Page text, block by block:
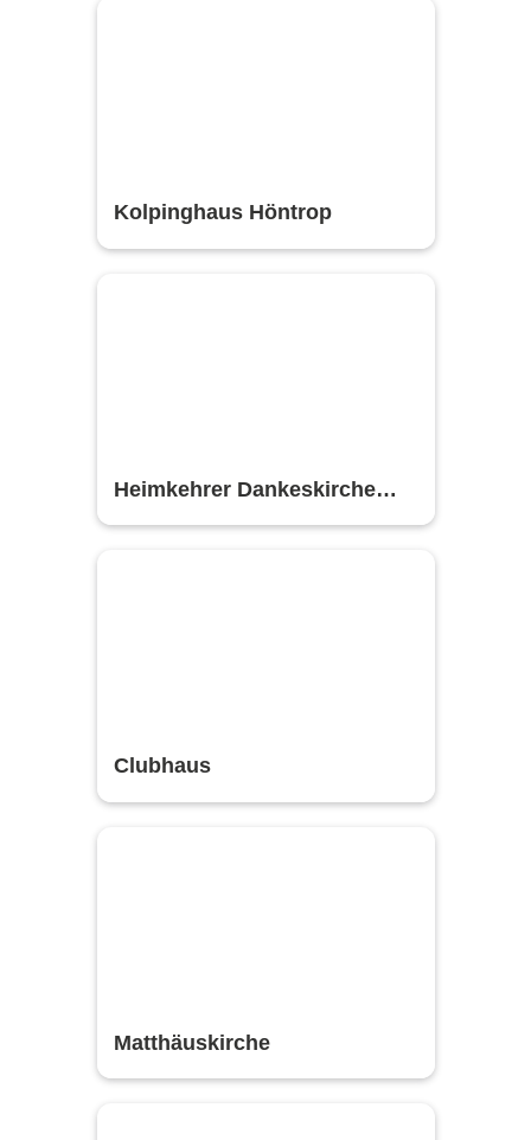
Kolpinghaus Höntrop
Heimkehrer Dankeskirche
Heilige Familie
Clubhaus
Matthäuskirche